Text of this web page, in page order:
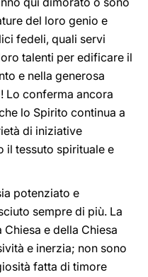
del loro genio e
fedeli, quali servi
talenti per edificare il
e nella generosa
Lo conferma ancora
lo Spirito continua a
di iniziative
il tessuto spirituale e
potenziato e
sempre di più. La
e della Chiesa
e inerzia; non sono
fatta di timore